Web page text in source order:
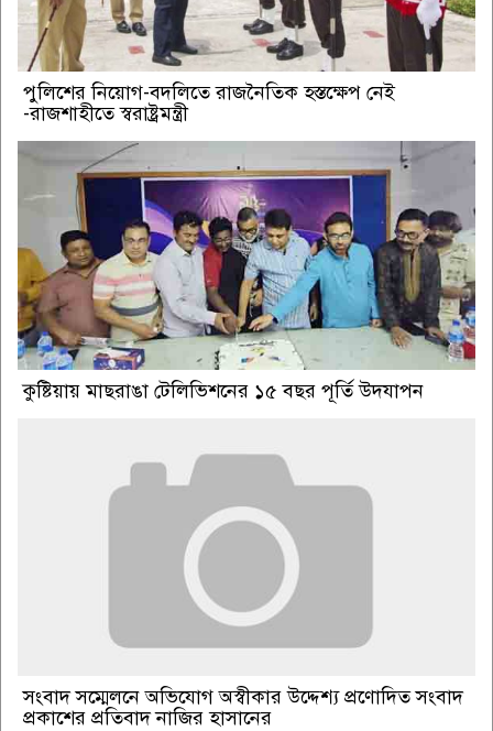
পুলিশের নিয়োগ-বদলিতে রাজনৈতিক হস্তক্ষেপ নেই
-রাজশাহীতে স্বরাষ্ট্রমন্ত্রী
কুষ্টিয়ায় মাছরাঙা টেলিভিশনের ১৫ বছর পূর্তি উদযাপন
সংবাদ সম্মেলনে অভিযোগ অস্বীকার উদ্দেশ্য প্রণোদিত সংবাদ
প্রকাশের প্রতিবাদ নাজির হাসানের